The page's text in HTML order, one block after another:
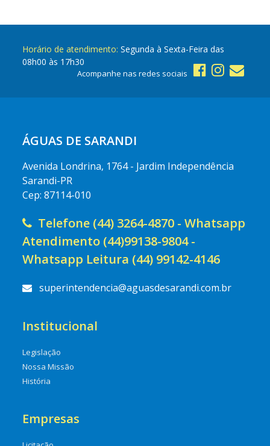
Horário de atendimento: Segunda à Sexta-Feira das
08h00 às 17h30
Acompanhe nas redes sociais
ÁGUAS DE SARANDI
Avenida Londrina, 1764 - Jardim Independência
Sarandi-PR
Cep: 87114-010
Telefone (44) 3264-4870 - Whatsapp
Atendimento (44)99138-9804 -
Whatsapp Leitura (44) 99142-4146
superintendencia@aguasdesarandi.com.br
Institucional
Legislação
Nossa Missão
História
Empresas